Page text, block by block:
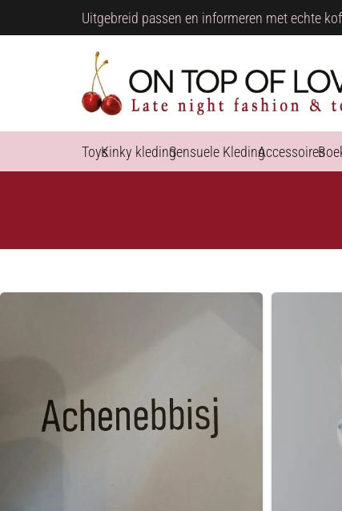
Uitgebreid passen en informeren met echte
ToysKinky kledingSensuele KledingAccessoires